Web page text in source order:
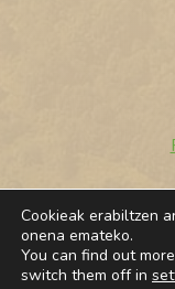
Cookieak erabiltzen
onena emateko.
You can find out
switch them off in